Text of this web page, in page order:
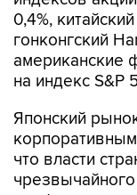
американские
на индекс S&P
Японский
что власти
префектурах
давление на